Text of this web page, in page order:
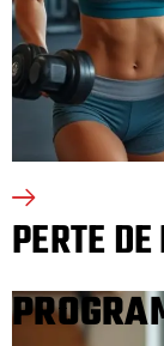
PERTE